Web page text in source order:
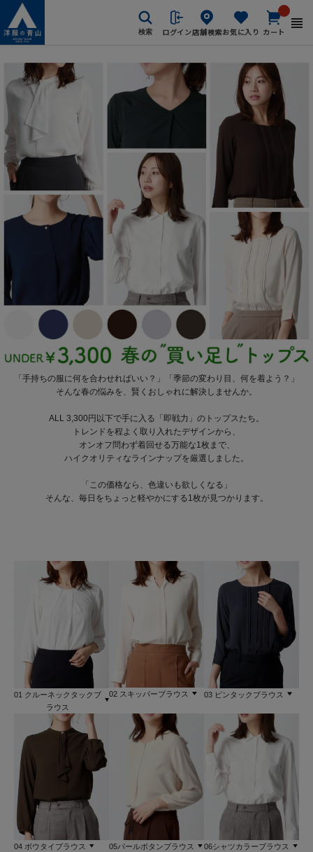
検索 ログイン店舗検索お気に入り カート
「手持ちの服に何を合わせればいい？」「季節の変わり目、何を着よう？」
そんな春の悩みを、賢くおしゃれに解決しませんか。
ALL 3,300円以下で手に入る「即戦力」のトップスたち。
トレンドを程よく取り入れたデザインから、
オンオフ問わず着回せる万能な1枚まで、
ハイクオリティなラインナップを厳選しました。
「この価格なら、色違いも欲しくなる」
そんな、毎日をちょっと軽やかにする1枚が見つかります。
01 クルーネックタックブ
ラウス
02 スキッパーブラウス 03 ピンタックブラウス
04 ボウタイブラウス 05パールボタンブラウス 06シャツカラーブラウス